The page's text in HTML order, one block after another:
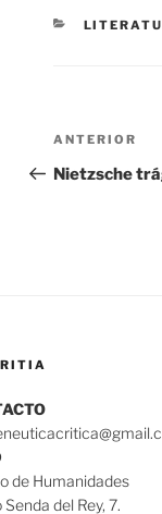
de
Entrada
anterior:
ANTERIOR
Nietzsche
de Humanidades
Senda del Rey, 7.